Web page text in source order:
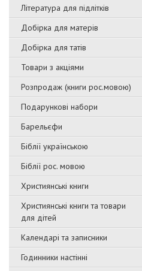
Література для підлітків
Добірка для матерів
Добірка для татів
Товари з акціями
Розпродаж (книги рос.мовою)
Подарункові набори
Барельєфи
Біблії українською
Біблії рос. мовою
Християнські книги
Християнські книги та товари
для дітей
Календарі та записники
Годинники настінні